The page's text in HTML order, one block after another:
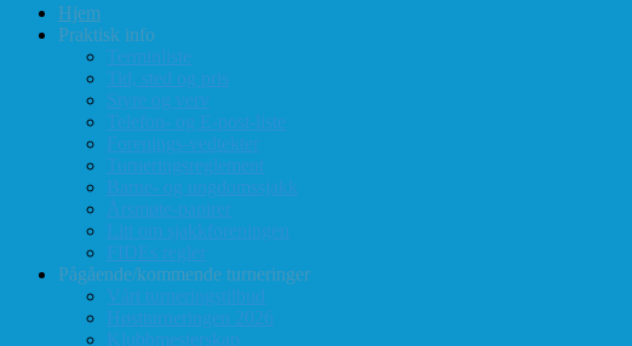
Hjem
Praktisk info
Terminliste
Tid, sted og pris
Styre og verv
Telefon- og E-post-liste
Forenings-vedtekter
Turneringsreglement
Barne- og ungdomssjakk
Årsmøte-papirer
Litt om sjakkforeningen
FIDEs regler
Pågående/kommende turneringer
Vårt turneringstilbud
Høstturneringen 2026
Klubbmesterskap